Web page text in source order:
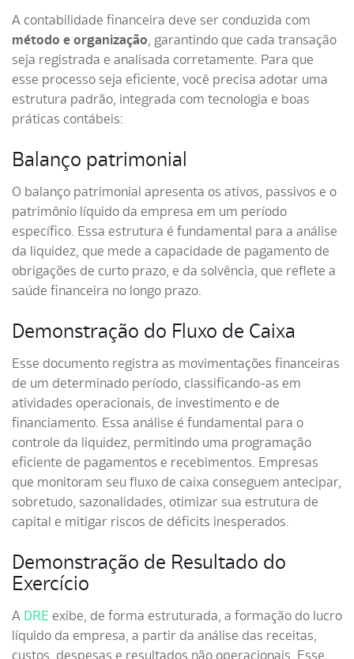
A contabilidade financeira deve ser conduzida com
método e organização , garantindo que cada transação
seja registrada e analisada corretamente. Para que
esse processo seja eficiente, você precisa adotar uma
estrutura padrão, integrada com tecnologia e boas
práticas contábeis:
Balanço patrimonial
O balanço patrimonial apresenta os ativos, passivos e o
patrimônio líquido da empresa em um período
específico. Essa estrutura é fundamental para a análise
da liquidez, que mede a capacidade de pagamento de
obrigações de curto prazo, e da solvência, que reflete a
saúde financeira no longo prazo.
Demonstração do Fluxo de Caixa
Esse documento registra as movimentações financeiras
de um determinado período, classificando-as em
atividades operacionais, de investimento e de
financiamento. Essa análise é fundamental para o
controle da liquidez, permitindo uma programação
eficiente de pagamentos e recebimentos. Empresas
que monitoram seu fluxo de caixa conseguem antecipar,
sobretudo, sazonalidades, otimizar sua estrutura de
capital e mitigar riscos de déficits inesperados.
Demonstração de Resultado do
Exercício
A DRE exibe, de forma estruturada, a formação do lucro
líquido da empresa, a partir da análise das receitas,
custos, despesas e resultados não operacionais. Esse,